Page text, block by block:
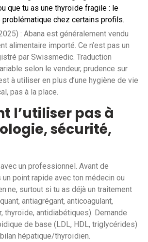
que tu as une thyroïde fragile : le
problématique chez certains profils.
: Abana est généralement vendu
alimentaire importé. Ce n’est pas un
par Swissmedic. Traduction
selon le vendeur, prudence sur
à utiliser en plus d’une hygiène de vie
pas à la place.
l’utiliser pas à
sécurité,
un professionnel. Avant de
point rapide avec ton médecin ou
surtout si tu as déjà un traitement
antiagrégant, anticoagulant,
thyroïde, antidiabétiques). Demande
de base (LDL, HDL, triglycérides)
hépatique/thyroïdien.